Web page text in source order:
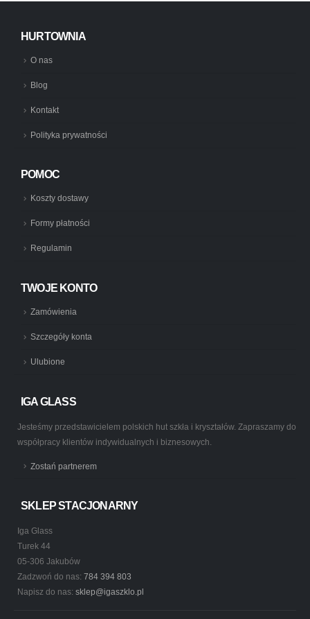
HURTOWNIA
O nas
Blog
Kontakt
Polityka prywatności
POMOC
Koszty dostawy
Formy płatności
Regulamin
TWOJE KONTO
Zamówienia
Szczegóły konta
Ulubione
IGA GLASS
Jesteśmy przedstawicielem polskich hut szkła i kryształów. Zapraszamy do
współpracy klientów indywidualnych i biznesowych.
Zostań partnerem
SKLEP STACJONARNY
Iga Glass
Turek 44
05-306 Jakubów
Zadzwoń do nas: 784 394 803
Napisz do nas: sklep@igaszklo.pl